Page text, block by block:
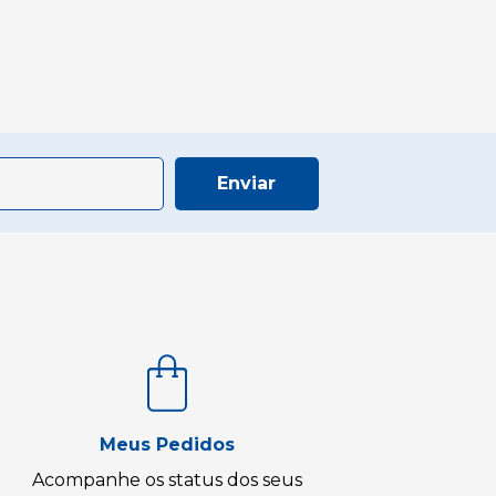
Enviar
Meus Pedidos
Acompanhe os status dos seus